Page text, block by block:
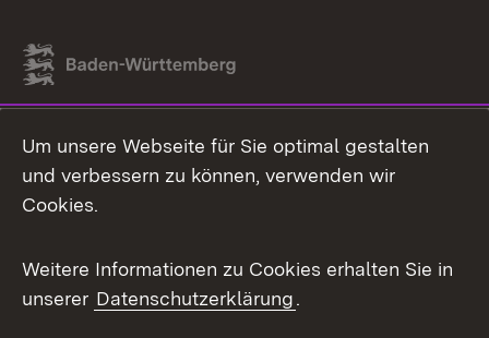
Link zum Landesportal
Um unsere Webseite für Sie optimal gestalten
und verbessern zu können, verwenden wir
Cookies.
Weitere Informationen zu Cookies erhalten Sie in
unserer Datenschutzerklärung.